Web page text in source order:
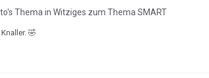
's Thema in Witziges zum Thema SMART
🤣